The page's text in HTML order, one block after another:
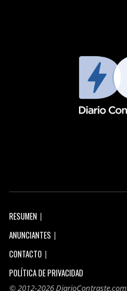
RESUMEN
ANUNCIANTES
CONTACTO
POLÍTICA DE PRIVACIDAD
© 2012-2026 DiarioContraste.com